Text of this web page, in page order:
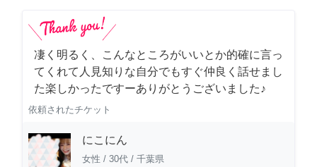
凄く明るく、こんなところがいいとか的確に言っ
てくれて人見知りな自分でもすぐ仲良く話せまし
た楽しかったですーありがとうございました♪
依頼されたチケット
にこにん
女性 / 30代 / 千葉県